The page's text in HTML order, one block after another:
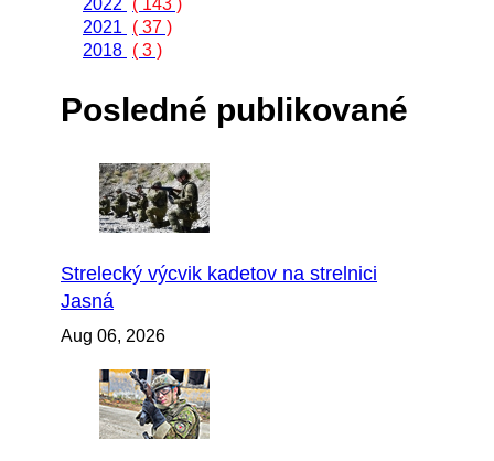
2022
( 143 )
2021
( 37 )
2018 ( 3 )
Posledné publikované
Strelecký výcvik kadetov na strelnici
Jasná
Aug 06, 2026